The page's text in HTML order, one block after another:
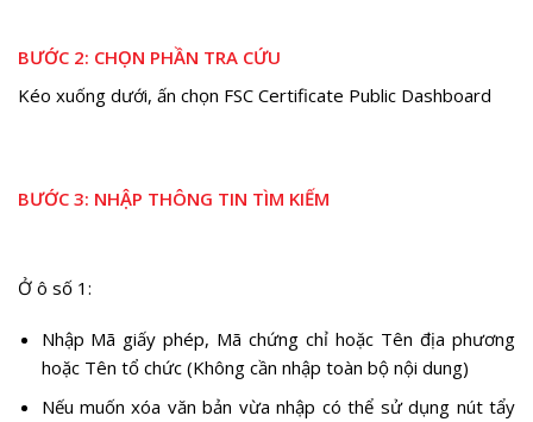
BƯỚC 2: CHỌN PHẦN TRA CỨU
Kéo xuống dưới, ấn chọn FSC Certificate Public Dashboard
BƯỚC 3: NHẬP THÔNG TIN TÌM KIẾM
Ở ô số 1:
Nhập Mã giấy phép, Mã chứng chỉ hoặc Tên địa phương
hoặc Tên tổ chức (Không cần nhập toàn bộ nội dung)
Nếu muốn xóa văn bản vừa nhập có thể sử dụng nút tẩy